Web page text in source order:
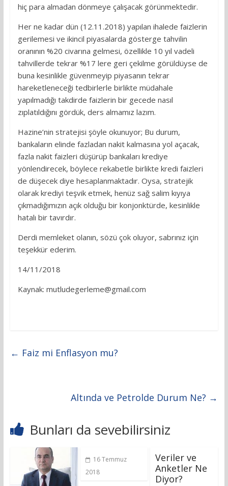
hiç para almadan dönmeye çalışacak görünmektedir.
Her ne kadar dün (12.11.2018) yapılan ihalede faizlerin
gerilemesi ve ikincil piyasalarda gösterge tahvilin
oranının %20 civarına gelmesi, özellikle 10 yıl vadeli
tahvillerde tekrar %17 lere geri çekilme görüldüyse de
buna kesinlikle güvenmeyip piyasanın tekrar
hareketleneceği tedbirlerle birlikte müdahale
yapılmadığı takdirde faizlerin bir gecede nasıl
zıplatıldığını gördük, ders almamız lazım.
Hazine’nin stratejisi şöyle okunuyor; Bu durum,
bankaların elinde fazladan nakit kalmasına yol açacak,
fazla nakit faizleri düşürüp bankaları krediye
yönlendirecek, böylece rekabetle birlikte kredi faizleri
de düşecek diye hesaplanmaktadır. Oysa, stratejik
olarak krediyi teşvik etmek, henüz sağ salim kıyıya
çıkmadığımızın açık olduğu bir konjonktürde, kesinlikle
hatalı bir tavırdır.
Derdi memleket olanın, sözü çok oluyor, sabrınız için
teşekkür ederim.
14/11/2018
Kaynak: mutludegerleme@gmail.com
← Faiz mi Enflasyon mu?
Altında ve Petrolde Durum Ne? →
Bunları da sevebilirsiniz
16 Temmuz
2018
Veriler ve
Anketler Ne
Diyor?